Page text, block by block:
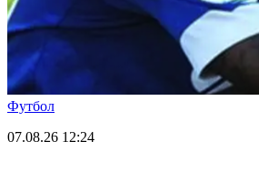
Футбол
07.08.26 12:24